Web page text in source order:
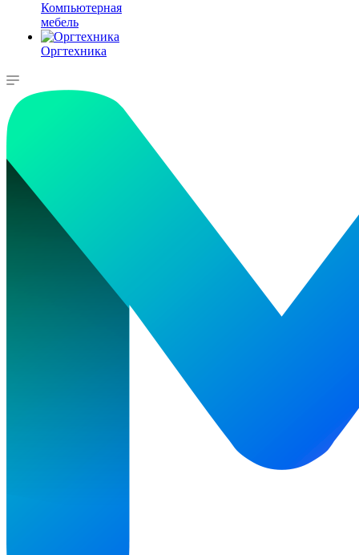
Компьютерная
мебель
Оргтехника